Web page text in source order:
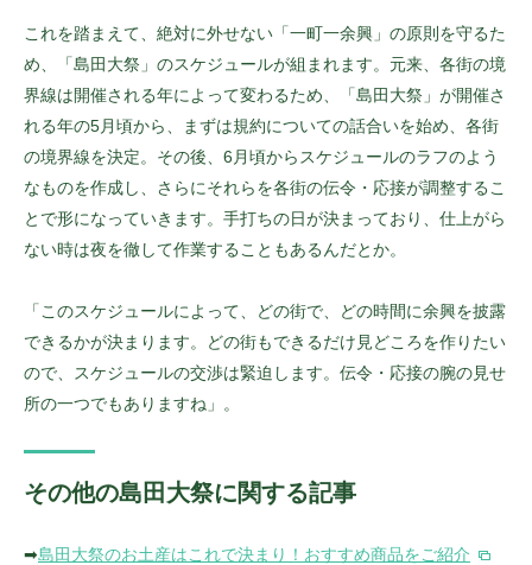
これを踏まえて、絶対に外せない「一町一余興」の原則を守るた
め、「島田大祭」のスケジュールが組まれます。元来、各街の境
界線は開催される年によって変わるため、「島田大祭」が開催さ
れる年の5月頃から、まずは規約についての話合いを始め、各街
の境界線を決定。その後、6月頃からスケジュールのラフのよう
なものを作成し、さらにそれらを各街の伝令・応接が調整するこ
とで形になっていきます。手打ちの日が決まっており、仕上がら
ない時は夜を徹して作業することもあるんだとか。
「このスケジュールによって、どの街で、どの時間に余興を披露
できるかが決まります。どの街もできるだけ見どころを作りたい
ので、スケジュールの交渉は緊迫します。伝令・応接の腕の見せ
所の一つでもありますね」。
その他の島田大祭に関する記事
➡島田大祭のお土産はこれで決まり！おすすめ商品をご紹介